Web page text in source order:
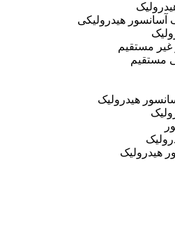
آسانسور هیدرولیکی
مستقیم
مستقیم
هیدرولیک
هیدرولیک